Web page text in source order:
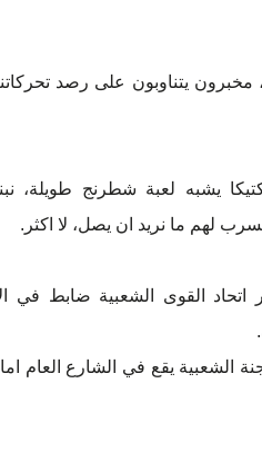
يتناوبون على رصد
تكتيكا يشبه لعبة شطرنج
لهم ما نريد ان يصل، لا اكثر.
القوى الشعبية ضابط في
الشعبية يقع في الشارع العام